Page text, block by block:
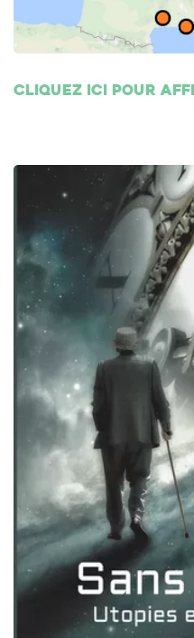
Cliquez ici pour